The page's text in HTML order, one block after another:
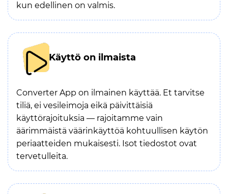
kun edellinen on valmis.
Käyttö on ilmaista
Converter App on ilmainen käyttää. Et tarvitse
tiliä, ei vesileimoja eikä päivittäisiä
käyttörajoituksia — rajoitamme vain
äärimmäistä väärinkäyttöä kohtuullisen käytön
periaatteiden mukaisesti. Isot tiedostot ovat
tervetulleita.